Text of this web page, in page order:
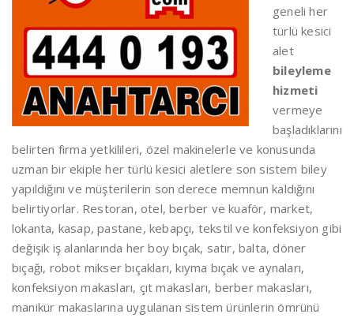
geneli her
türlü kesici
alet
bileyleme
hizmeti
vermeye
başladıklarını
belirten firma yetkilileri, özel makinelerle ve konusunda
uzman bir ekiple her türlü kesici aletlere son sistem biley
yapıldığını ve müşterilerin son derece memnun kaldığını
belirtiyorlar. Restoran, otel, berber ve kuaför, market,
lokanta, kasap, pastane, kebapçı, tekstil ve konfeksiyon gibi
değişik iş alanlarında her boy bıçak, satır, balta, döner
bıçağı, robot mikser bıçakları, kıyma bıçak ve aynaları,
konfeksiyon makasları, çıt makasları, berber makasları,
manikür makaslarına uygulanan sistem ürünlerin ömrünü